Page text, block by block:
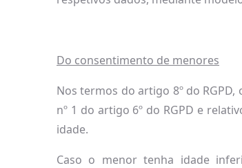
Do consentimento de menores
Nos termos do artigo 8º do
nº 1 do artigo 6º do RGPD e
idade.
Caso o menor tenha idade